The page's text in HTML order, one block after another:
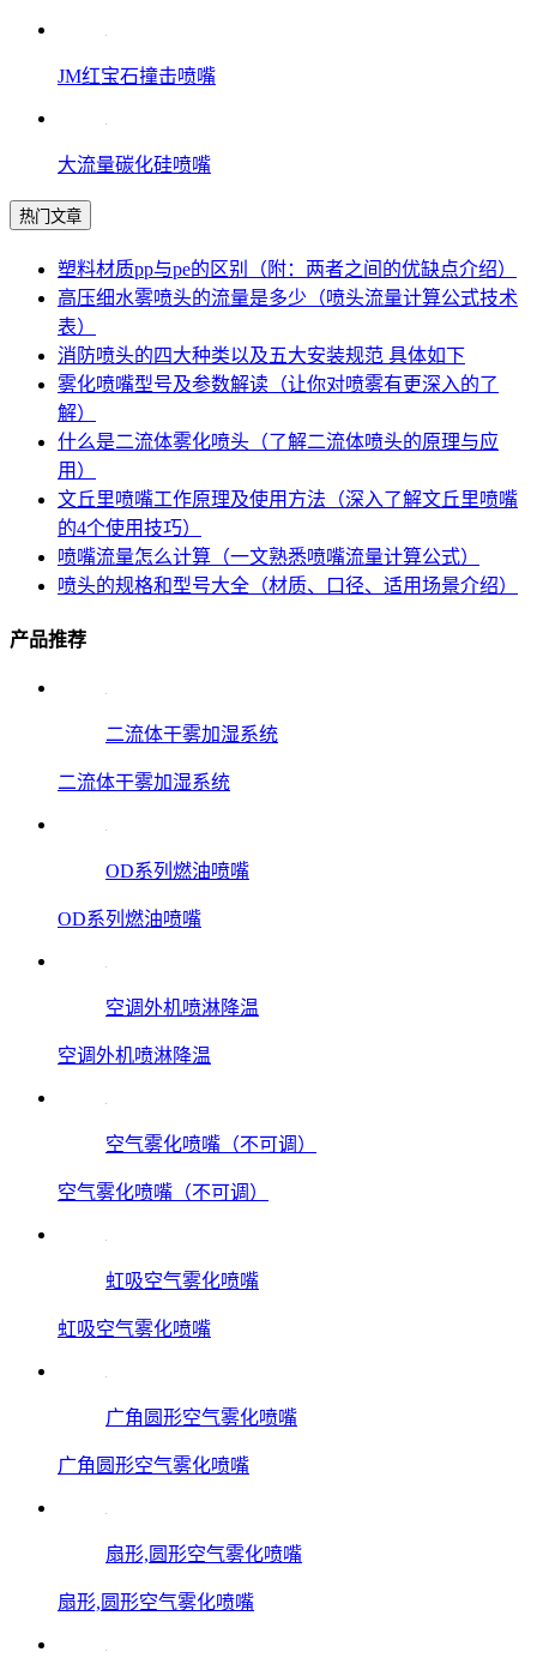
JM红宝石撞击喷嘴
大流量碳化硅喷嘴
热门文章
塑料材质pp与pe的区别（附：两者之间的优缺点介绍）
高压细水雾喷头的流量是多少（喷头流量计算公式技术
表）
消防喷头的四大种类以及五大安装规范 具体如下
雾化喷嘴型号及参数解读（让你对喷雾有更深入的了
解）
什么是二流体雾化喷头（了解二流体喷头的原理与应
用）
文丘里喷嘴工作原理及使用方法（深入了解文丘里喷嘴
的4个使用技巧）
喷嘴流量怎么计算（一文熟悉喷嘴流量计算公式）
喷头的规格和型号大全（材质、口径、适用场景介绍）
产品推荐
二流体干雾加湿系统
二流体干雾加湿系统
OD系列燃油喷嘴
OD系列燃油喷嘴
空调外机喷淋降温
空调外机喷淋降温
空气雾化喷嘴（不可调）
空气雾化喷嘴（不可调）
虹吸空气雾化喷嘴
虹吸空气雾化喷嘴
广角圆形空气雾化喷嘴
广角圆形空气雾化喷嘴
扇形,圆形空气雾化喷嘴
扇形,圆形空气雾化喷嘴